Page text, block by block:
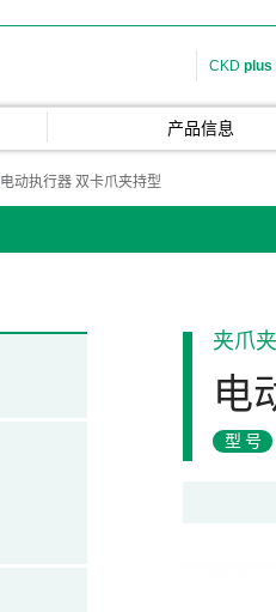
CKD plus
产品信息
电动执行器 双卡爪夹持型
夹爪
电
型号